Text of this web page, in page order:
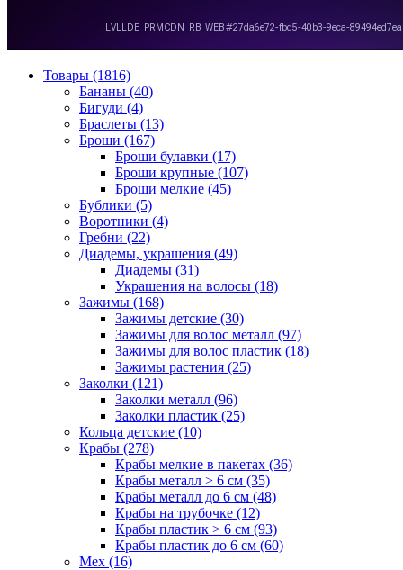
Товары (1816)
Бананы (40)
Бигуди (4)
Браслеты (13)
Броши (167)
Броши булавки (17)
Броши крупные (107)
Броши мелкие (45)
Бублики (5)
Воротники (4)
Гребни (22)
Диадемы, украшения (49)
Диадемы (31)
Украшения на волосы (18)
Зажимы (168)
Зажимы детские (30)
Зажимы для волос металл (97)
Зажимы для волос пластик (18)
Зажимы растения (25)
Заколки (121)
Заколки металл (96)
Заколки пластик (25)
Кольца детские (10)
Крабы (278)
Крабы мелкие в пакетах (36)
Крабы металл > 6 см (35)
Крабы металл до 6 см (48)
Крабы на трубочке (12)
Крабы пластик > 6 см (93)
Крабы пластик до 6 см (60)
Мех (16)